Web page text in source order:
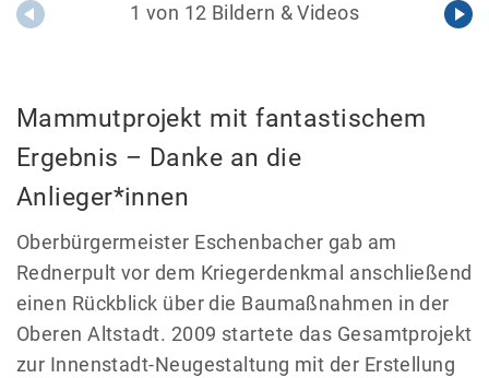
1 von 12 Bildern & Videos
Mammutprojekt mit fantastischem
Ergebnis – Danke an die
Anlieger*innen
Oberbürgermeister Eschenbacher gab am
Rednerpult vor dem Kriegerdenkmal anschließend
einen Rückblick über die Baumaßnahmen in der
Oberen Altstadt. 2009 startete das Gesamtprojekt
zur Innenstadt-Neugestaltung mit der Erstellung